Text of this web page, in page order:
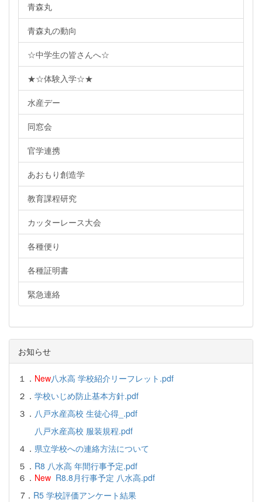
青森丸
青森丸の動向
☆中学生の皆さんへ☆
★☆体験入学☆★
水産デー
同窓会
官学連携
あおもり創造学
教育課程研究
カッターレース大会
各種便り
各種証明書
緊急連絡
お知らせ
１． New八水高 学校紹介リーフレット.pdf
２． 学校いじめ防止基本方針.pdf
３． 八戸水産高校 生徒心得_.pdf
八戸水産高校 服装規程.pdf
４． 県立学校への連絡方法について
５． R8 八水高 年間行事予定.pdf
６． New R8.8月行事予定 八水高.pdf
7． R5 学校評価アンケート結果